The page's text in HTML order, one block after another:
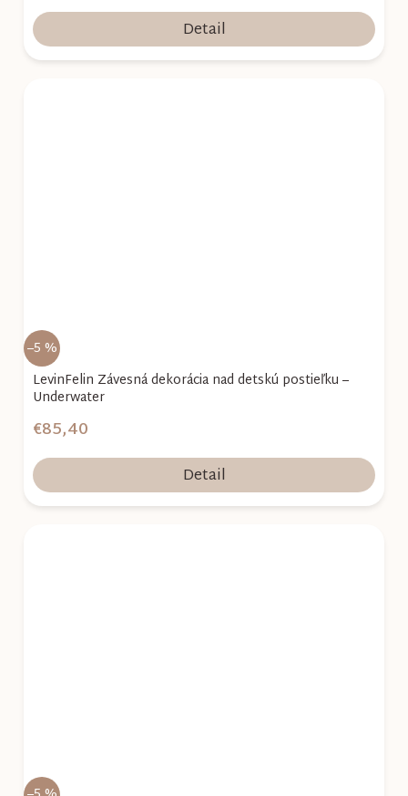
Detail
–5 %
LevinFelin Závesná dekorácia nad detskú postieľku –
Underwater
€85,40
Detail